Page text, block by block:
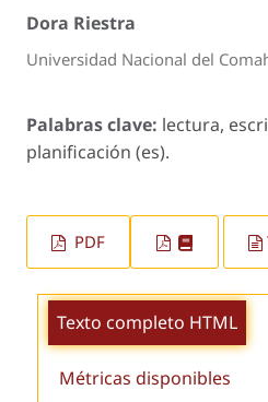
Dora Riestra
Universidad Nacional del
Palabras clave: lectura,
planificación (es).
PDF
Texto completo HTML
Métricas disponibles